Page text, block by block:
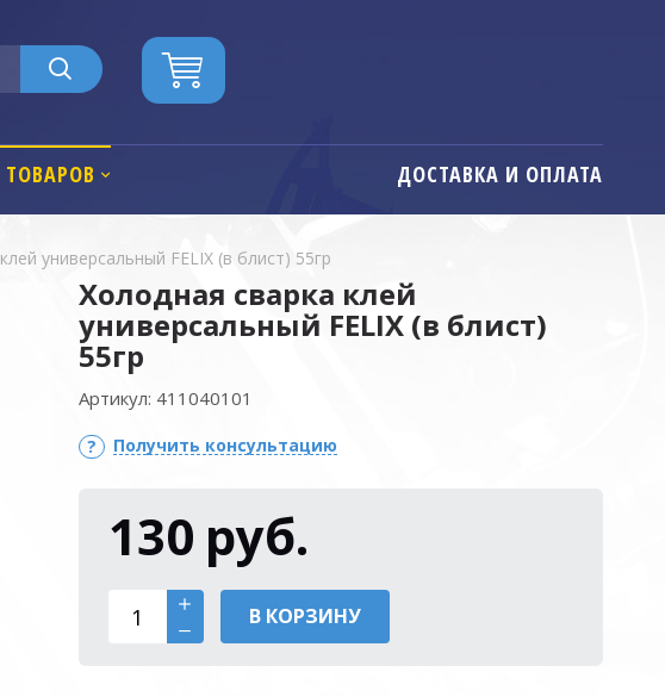
ТОВАРОВ ДОСТАВКА И ОПЛАТА
универсальный FELIX (в блист) 55гр
Холодная сварка клей
универсальный FELIX (в блист)
55гр
Артикул: 411040101
Получить консультацию
130 руб.
В КОРЗИНУ